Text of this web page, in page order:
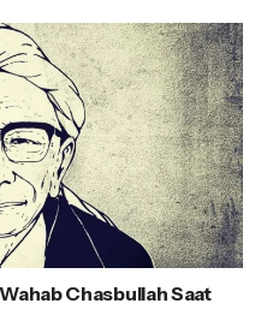
Chasbullah Saat